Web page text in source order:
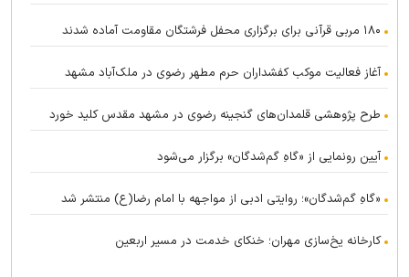
۱۸۰ مربی قرآنی برای برگزاری محفل فرشتگان مقاومت آماده شدند
آغاز فعالیت موکب کفشداران حرم مطهر رضوی در ملک‌آباد مشهد
طرح پژوهشی قلمدان‌های گنجینه رضوی در مشهد مقدس کلید خورد
آیین رونمایی از «گاهِ گم‌شدگان» برگزار می‌شود
«گاهِ گم‌شدگان»؛ روایتی ادبی از مواجهه با امام رضا(ع) منتشر شد
کارخانه یخ‌سازی مهران؛ خنکای خدمت در مسیر اربعین